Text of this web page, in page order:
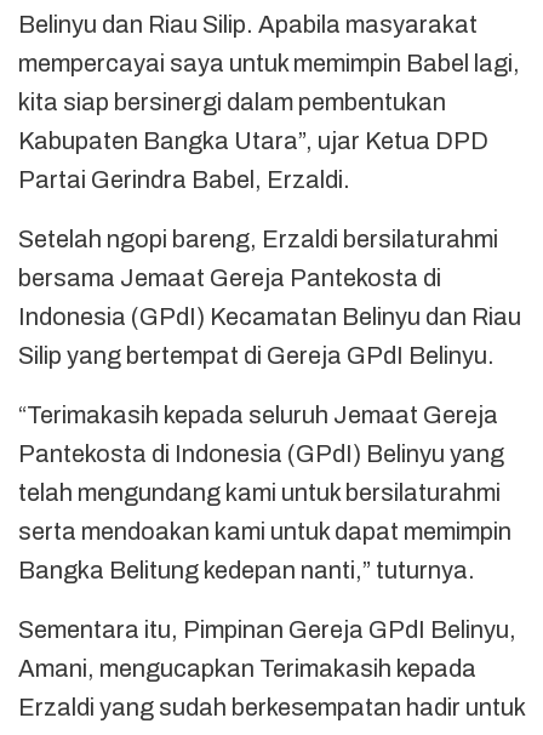
Belinyu dan Riau Silip. Apabila masyarakat
mempercayai saya untuk memimpin Babel lagi,
kita siap bersinergi dalam pembentukan
Kabupaten Bangka Utara”, ujar Ketua DPD
Partai Gerindra Babel, Erzaldi.
Setelah ngopi bareng, Erzaldi bersilaturahmi
bersama Jemaat Gereja Pantekosta di
Indonesia (GPdI) Kecamatan Belinyu dan Riau
Silip yang bertempat di Gereja GPdI Belinyu.
“Terimakasih kepada seluruh Jemaat Gereja
Pantekosta di Indonesia (GPdI) Belinyu yang
telah mengundang kami untuk bersilaturahmi
serta mendoakan kami untuk dapat memimpin
Bangka Belitung kedepan nanti,” tuturnya.
Sementara itu, Pimpinan Gereja GPdI Belinyu,
Amani, mengucapkan Terimakasih kepada
Erzaldi yang sudah berkesempatan hadir untuk